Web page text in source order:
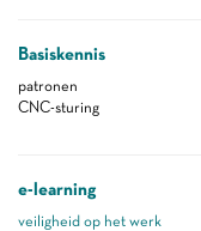
Basiskennis
patronen
CNC-sturing
e-learning
veiligheid op het werk